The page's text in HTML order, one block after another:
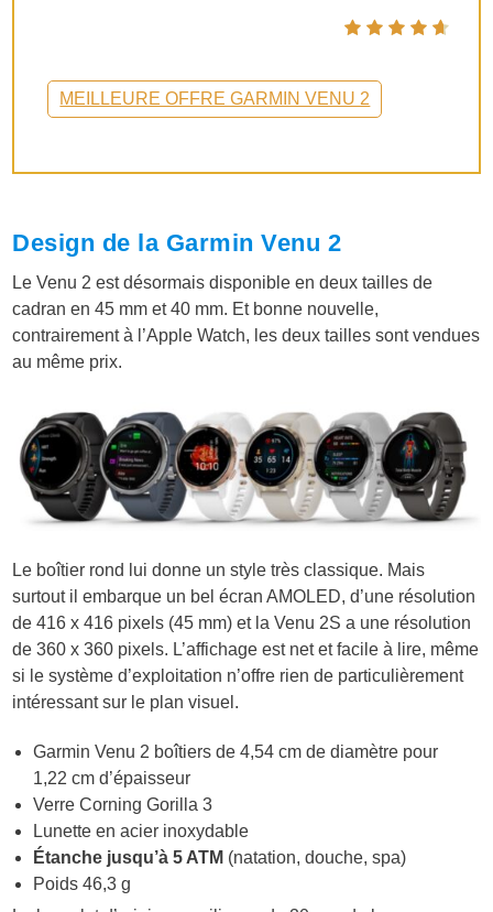
MEILLEURE OFFRE GARMIN VENU 2
Design de la Garmin Venu 2
Le Venu 2 est désormais disponible en deux tailles de
cadran en 45 mm et 40 mm. Et bonne nouvelle,
contrairement à l’Apple Watch, les deux tailles sont vendues
au même prix.
Le boîtier rond lui donne un style très classique. Mais
surtout il embarque un bel écran AMOLED, d’une résolution
de 416 x 416 pixels (45 mm) et la Venu 2S a une résolution
de 360 x 360 pixels. L’affichage est net et facile à lire, même
si le système d’exploitation n’offre rien de particulièrement
intéressant sur le plan visuel.
Garmin Venu 2 boîtiers de 4,54 cm de diamètre pour
1,22 cm d’épaisseur
Verre Corning Gorilla 3
Lunette en acier inoxydable
Étanche jusqu’à 5 ATM (natation, douche, spa)
Poids 46,3 g